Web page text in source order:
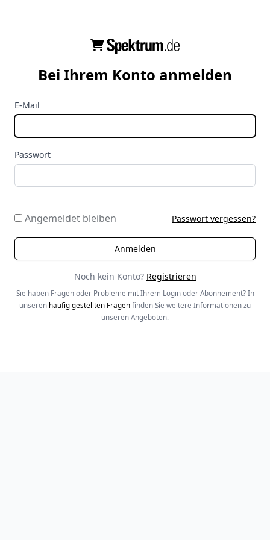
Bei Ihrem Konto anmelden
E-Mail
Passwort
Angemeldet bleiben Passwort vergessen?
Noch kein Konto? Registrieren
Sie haben Fragen oder Probleme mit Ihrem Login oder Abonnement? In
unseren häufig gestellten Fragen finden Sie weitere Informationen zu
unseren Angeboten.